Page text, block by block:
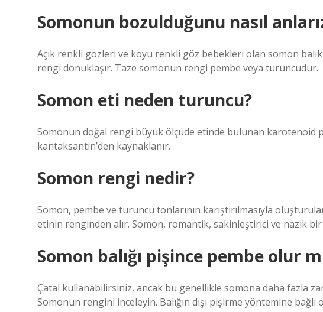
Somonun bozulduğunu nasıl
Açık renkli gözleri ve koyu renkli göz bebekleri olan somon
rengi donuklaşır. Taze somonun rengi pembe veya turuncudur.
Somon eti neden turuncu?
Somonun doğal rengi büyük ölçüde etinde bulunan karotenoid
kantaksantin’den kaynaklanır.
Somon rengi nedir?
Somon, pembe ve turuncu tonlarının karıştırılmasıyla
etinin renginden alır. Somon, romantik, sakinleştirici ve nazik
Somon balığı pişince pembe olur
Çatal kullanabilirsiniz, ancak bu genellikle somona daha fazla
Somonun rengini inceleyin. Balığın dışı pişirme yöntemine